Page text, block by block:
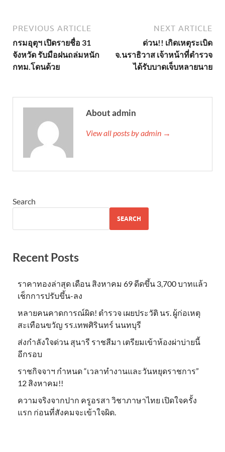
PREVIOUS ARTICLE
กรมอุตุฯ เปิดรายชื่อ 31
จังหวัด รับมือฝนถล่มหนัก
กทม.โดนด้วย
NEXT ARTICLE
ด่วน!! เกิดเหตุระเบิด
จ.นราธิวาส เจ้าหน้าที่ตำรวจ
ได้รับบาดเจ็บหลายนาย
About admin
View all posts by admin →
Search
SEARCH
Recent Posts
ราคาทองล่าสุด เดือน สิงหาคม 69 ดีดขึ้น 3,700 บาทแล้ว
เช็กการปรับขึ้น-ลง
หลายคนคาดการณ์ผิด! ตำรวจ เผยประวัติ นร. ผู้ก่อเหตุ
สะเทือนขวัญ รร.เทพศิรินทร์ นนทบุรี
ส่งกำลังใจด่วน สุนารี ราชสีมา เตรียมเข้าห้องผ่าบ่ายนี้
อีกรอบ
ราชกิจจาฯ กำหนด “เวลาทำงานและวันหยุดราชการ”
12 สิงหาคม!!
ความจริงจากปาก ครูอรสา วิชาภาษาไทย เปิดใจครั้ง
แรก ก่อนที่สังคมจะเข้าใจผิด.